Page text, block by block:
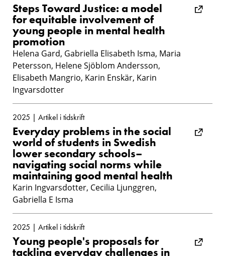
Steps Toward Justice: a model
for equitable involvement of
young people in mental health
promotion
Helena Gard, Gabriella Elisabeth Isma, Maria
Petersson, Helene Sjöblom Andersson,
Elisabeth Mangrio, Karin Enskär, Karin
Ingvarsdotter
2025 | Artikel i tidskrift
Everyday problems in the social
world of students in Swedish
lower secondary schools–
navigating social norms while
maintaining good mental health
Karin Ingvarsdotter, Cecilia Ljunggren,
Gabriella E Isma
2025 | Artikel i tidskrift
Young people's proposals for
tackling everyday challenges in